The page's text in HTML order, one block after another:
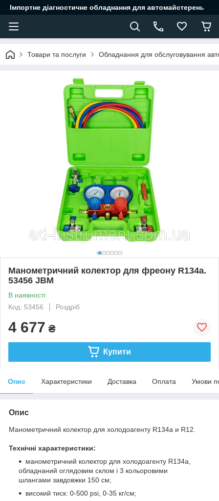
Імпортне діагностичне обладнання для автомайстерень
Товари та послуги Обладнання для обслуговування
Манометричний колектор для фреону R134a.
53456 JBM
В наявності
Код: 53456
Роздріб
4 677 ₴
Купити
Опис Характеристики Доставка Оплата Умови
Опис
Манометричний колектор для холодоагенту R134a и R12.
Технічні характеристики:
манометричний колектор для холодоагенту R134a,
обладнаний оглядовим склом і 3 кольоровими
шлангами завдовжки 150 см;
високий тиск: 0-500 psi, 0-35 кг/см;